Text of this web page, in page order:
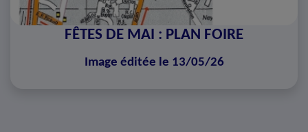
FÊTES DE MAI : PLAN FOIRE
Image éditée le 13/05/26